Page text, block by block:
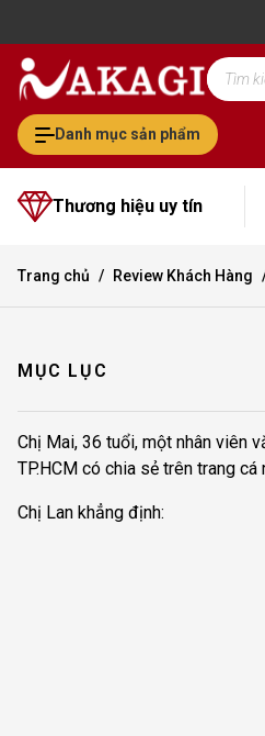
Thương hiệu uy tín
Danh mục sản phẩm
Tìm
kiếm
sản
phẩm
Trang chủ Review Khách Hàng
MỤC LỤC
Chị Mai, 36 tuổi, một nhân viên
TP.HCM có chia sẻ trên trang cá
Chị Lan khẳng định: